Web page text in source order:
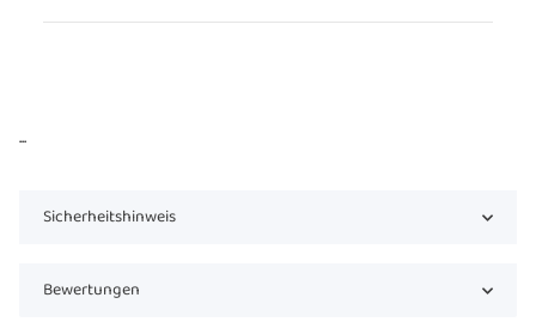
...
Sicherheitshinweis
Bewertungen